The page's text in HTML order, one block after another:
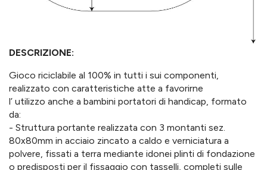
DESCRIZIONE:
Gioco riciclabile al 100% in tutti i sui componenti,
realizzato con caratteristiche atte a favorirne
l’ utilizzo anche a bambini portatori di handicap, formato
da:
- Struttura portante realizzata con 3 montanti sez.
80x80mm in acciaio zincato a caldo e verniciatura a
polvere, fissati a terra mediante idonei plinti di fondazione
o predisposti per il fissaggio con tasselli, completi sulle